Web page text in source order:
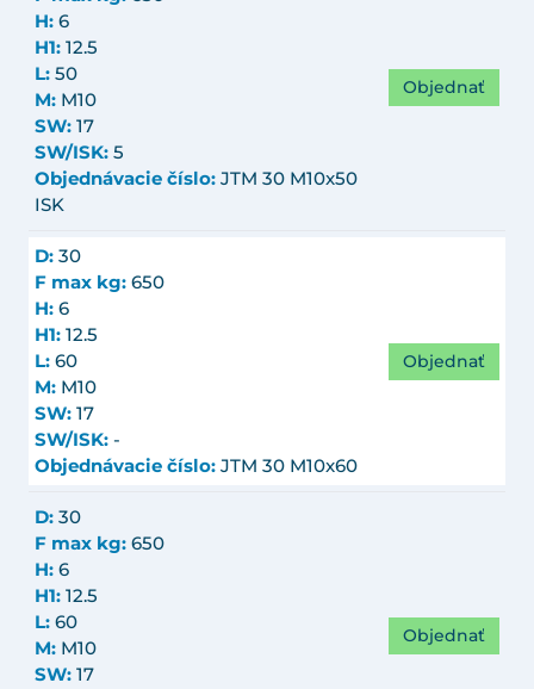
H: 6
H1: 12.5
L: 50
M: M10
SW: 17
SW/ISK: 5
Objednávacie číslo: JTM 30 M10x50
ISK
Objednať
D: 30
F max kg: 650
H: 6
H1: 12.5
L: 60
M: M10
SW: 17
SW/ISK: -
Objednávacie číslo: JTM 30 M10x60
Objednať
D: 30
F max kg: 650
H: 6
H1: 12.5
L: 60
M: M10
SW: 17
Objednať